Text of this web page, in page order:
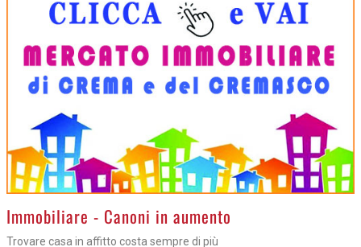
>Immobiliare - Canoni in aumento
Trovare casa in affitto costa sempre di più